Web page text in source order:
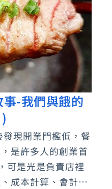
-我們與餓的
現開業門檻低，餐
是許多人的創業首
可是光是負責店裡
成本計算、會計…